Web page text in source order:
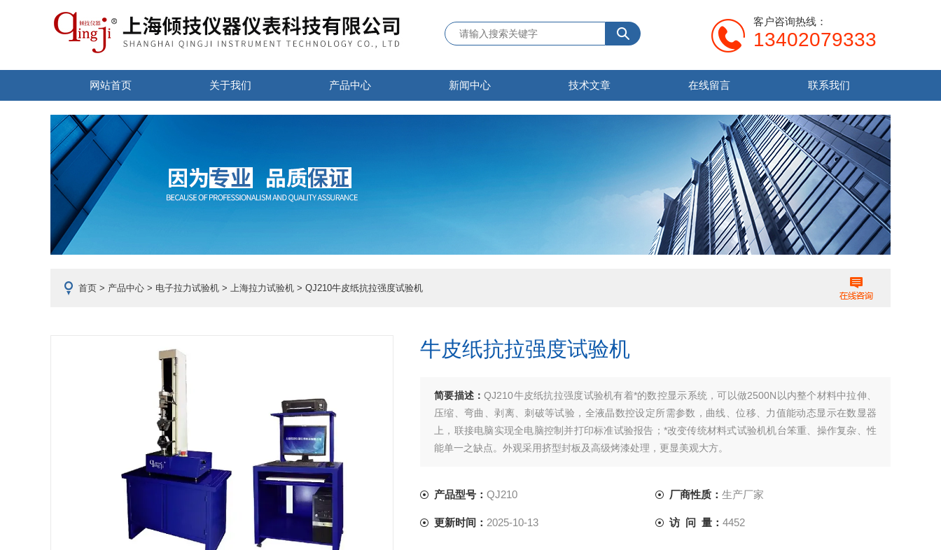
客户咨询热线：
13402079333
网站首页 关于我们 产品中心 新闻中心 技术文章 在线留言 联系我们
首页 > 产品中心 > 电子拉力试验机 > 上海拉力试验机 > QJ210牛皮纸抗拉强度试验机
牛皮纸抗拉强度试验机
简要描述：QJ210牛皮纸抗拉强度试验机有着*的数控显示系统，可以做2500N以内整个材料中拉伸、
压缩、弯曲、剥离、刺破等试验，全液晶数控设定所需参数，曲线、位移、力值能动态显示在数显器
上，联接电脑实现全电脑控制并打印标准试验报告；*改变传统材料式试验机机台笨重、操作复杂、性
能单一之缺点。外观采用挤型封板及高级烤漆处理，更显美观大方。
产品型号： QJ210 厂商性质： 生产厂家
更新时间： 2025-10-13 访 问 量： 4452